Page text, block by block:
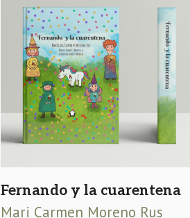
Fernando y la cuarentena
Mari Carmen Moreno Rus